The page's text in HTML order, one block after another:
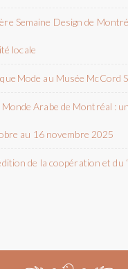
Semaine Design de
locale
Mode au Musée McCord
Monde Arabe de Montréal :
au 16 novembre 2025
de la coopération et du